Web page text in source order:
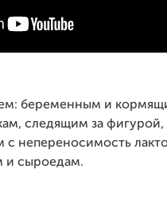
беременным и
следящим за фигурой,
непереносимость
и сыроедам.